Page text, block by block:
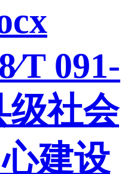
091-
级社会
建设